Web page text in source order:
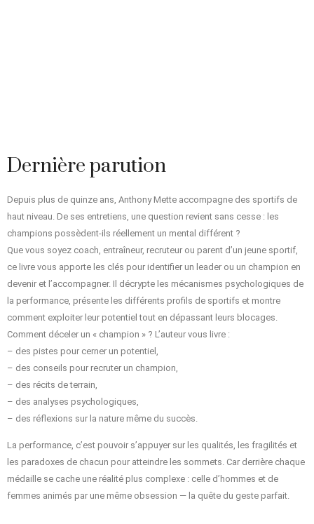
Dernière parution
Depuis plus de quinze ans, Anthony Mette accompagne des sportifs de
haut niveau. De ses entretiens, une question revient sans cesse : les
champions possèdent-ils réellement un mental différent ?
Que vous soyez coach, entraîneur, recruteur ou parent d’un jeune sportif,
ce livre vous apporte les clés pour identifier un leader ou un champion en
devenir et l’accompagner. Il décrypte les mécanismes psychologiques de
la performance, présente les différents profils de sportifs et montre
comment exploiter leur potentiel tout en dépassant leurs blocages.
Comment déceler un « champion » ? L’auteur vous livre :
– des pistes pour cerner un potentiel,
– des conseils pour recruter un champion,
– des récits de terrain,
– des analyses psychologiques,
– des réflexions sur la nature même du succès.
La performance, c’est pouvoir s’appuyer sur les qualités, les fragilités et
les paradoxes de chacun pour atteindre les sommets. Car derrière chaque
médaille se cache une réalité plus complexe : celle d’hommes et de
femmes animés par une même obsession ― la quête du geste parfait.